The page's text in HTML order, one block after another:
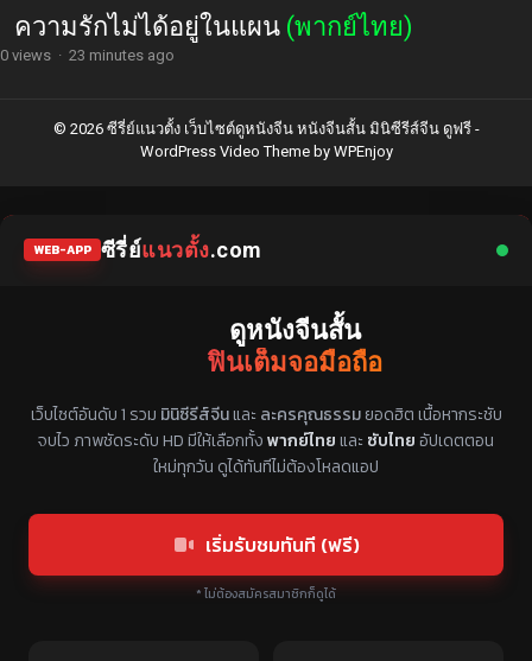
ความรักไม่ได้อยู่ในแผน (พากย์ไทย)
0 views · 23 minutes ago
© 2026 ซีรี่ย์แนวตั้ง เว็บไซต์ดูหนังจีน หนังจีนสั้น มินิซีรีส์จีน ดูฟรี -
WordPress Video Themeby WPEnjoy
WEB-APP ซีรี่ย์แนวตั้ง.com
ดูหนังจีนสั้น
ฟินเต็มจอมือถือ
เว็บไซต์อันดับ 1 รวม มินิซีรีส์จีนและ ละครคุณธรรมยอดฮิต เนื้อหากระชับ
จบไว ภาพชัดระดับ HD มีให้เลือกทั้งพากย์ไทยและ ซับไทยอัปเดตตอน
ใหม่ทุกวัน ดูได้ทันทีไม่ต้องโหลดแอป
เริ่มรับชมทันที (ฟรี)
* ไม่ต้องสมัครสมาชิกก็ดูได้